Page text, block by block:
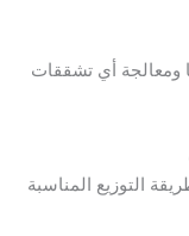
ومعالجة أي تشققات
التوزيع المناسبة